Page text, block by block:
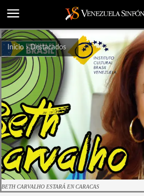
Inicio Destacados
BETH CARVALHO ESTARÁ EN CARACAS